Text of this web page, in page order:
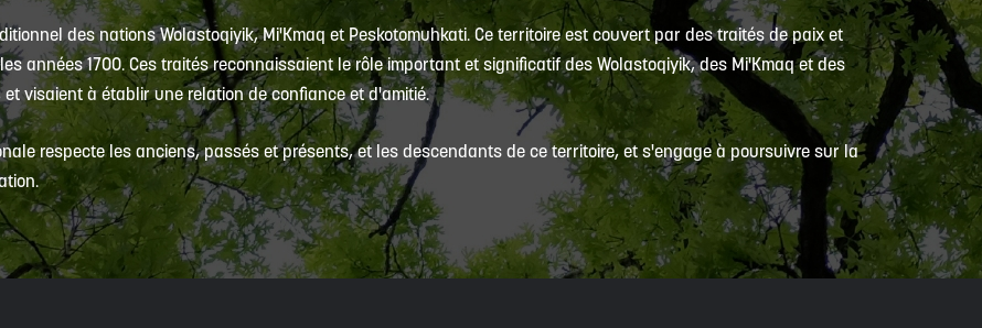
des nations Wolastoqiyik, Mi'Kmaq et Peskotomuhkati. Ce territoire est couvert par des traités de paix et
années 1700. Ces traités reconnaissaient le rôle important et significatif des Wolastoqiyik, des Mi'Kmaq et des
visaient à établir une relation de confiance et d'amitié.
respecte les anciens, passés et présents, et les descendants de ce territoire, et s'engage à poursuivre sur la